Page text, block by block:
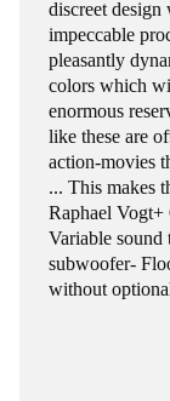
discreet
impeccable
pleasantly
colors which
enormous
like these are
action-movies
... This makes
Raphael Vogt+
Variable
subwoofer-
without